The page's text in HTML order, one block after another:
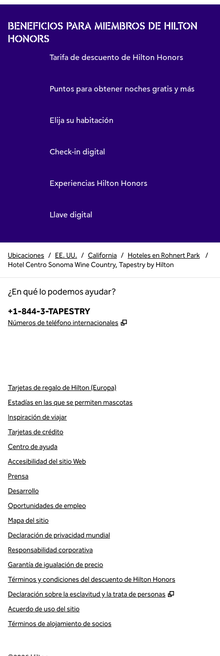
BENEFICIOS PARA MIEMBROS DE HILTON
HONORS
Tarifa de descuento de Hilton Honors
Puntos para obtener noches gratis y más
Elija su habitación
Check-in digital
Experiencias Hilton Honors
Llave digital
Ubicaciones / EE. UU. / California / Hoteles en Rohnert Park
/
Hotel Centro Sonoma Wine Country, Tapestry by Hilton
¿En qué lo podemos ayudar?
Teléfono:
+1-844-3-TAPESTRY
Números de teléfono internacionales ,
Tarjetas de regalo de Hilton (Europa)
Estadías en las que se permiten mascotas
Inspiración de viajar
Tarjetas de crédito
Centro de ayuda
Accesibilidad del sitio Web
Prensa
Desarrollo
Oportunidades de empleo
Mapa del sitio
Declaración de privacidad mundial
Responsabilidad corporativa
Garantía de igualación de precio
Términos y condiciones del descuento de Hilton Honors
Declaración sobre la esclavitud y la trata de personas
,
Acuerdo de uso del sitio
Términos de alojamiento de socios